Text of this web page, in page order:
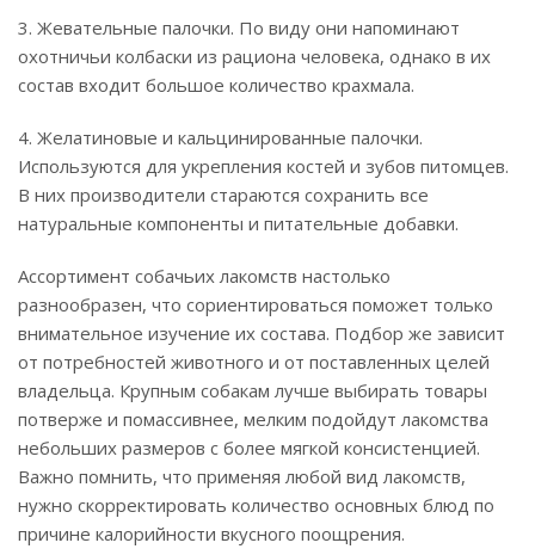
3. Жевательные палочки. По виду они напоминают
охотничьи колбаски из рациона человека, однако в их
состав входит большое количество крахмала.
4. Желатиновые и кальцинированные палочки.
Используются для укрепления костей и зубов питомцев.
В них производители стараются сохранить все
натуральные компоненты и питательные добавки.
Ассортимент собачьих лакомств настолько
разнообразен, что сориентироваться поможет только
внимательное изучение их состава. Подбор же зависит
от потребностей животного и от поставленных целей
владельца. Крупным собакам лучше выбирать товары
потверже и помассивнее, мелким подойдут лакомства
небольших размеров с более мягкой консистенцией.
Важно помнить, что применяя любой вид лакомств,
нужно скорректировать количество основных блюд по
причине калорийности вкусного поощрения.